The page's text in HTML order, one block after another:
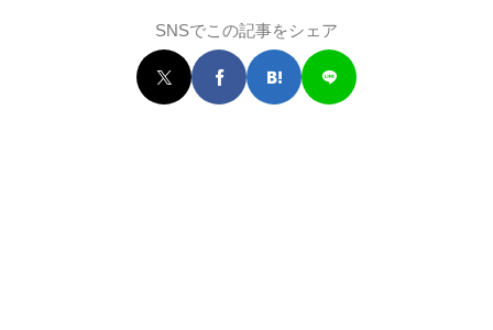
SNSでこの記事をシェア